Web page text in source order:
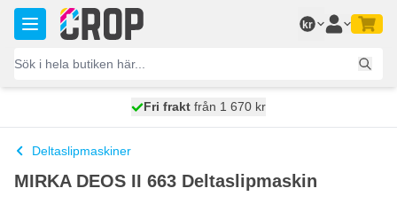
Hoppa till innehållet
kr
skickas idag
Fri frakt från 1 670 kr
100 dagars
Deltaslipmaskiner
MIRKA DEOS II 663 Deltaslipmaskin